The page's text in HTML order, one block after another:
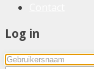
Log in